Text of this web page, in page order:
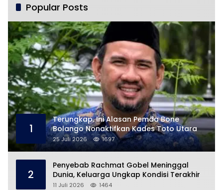
Popular Posts
1
Terungkap, Ini Alasan Pemda Bone
Bolango Nonaktifkan Kades Toto Utara
25 Juli 2026 1697
2
Penyebab Rachmat Gobel Meninggal
Dunia, Keluarga Ungkap Kondisi Terakhir
11 Juli 2026 1464